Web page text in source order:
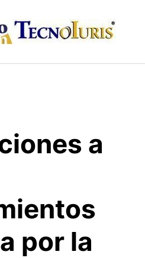
a
por la